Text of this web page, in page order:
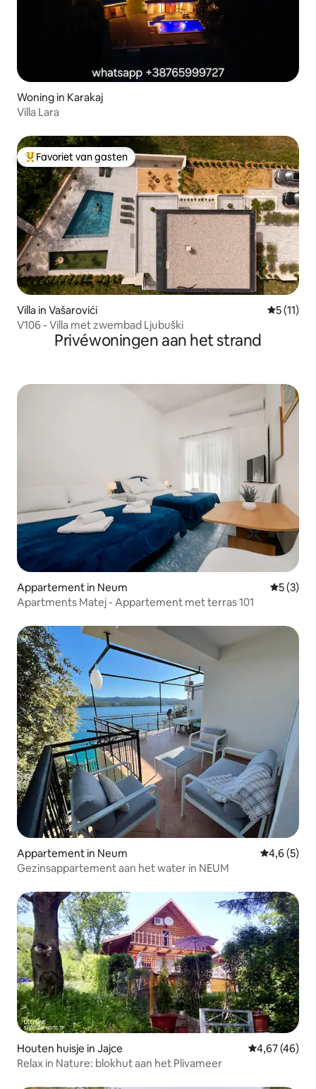
Woning in Karakaj
Villa Lara
Topfavoriet van gasten
Favoriet van gasten
Villa in Vašarovići
5 (11)
V106 - Villa met zwembad Ljubuški
Privéwoningen aan het strand
Appartement in Neum
5 (3)
Apartments Matej - Appartement met terras 101
Appartement in Neum
4,6 (5)
Gezinsappartement aan het water in NEUM
Houten huisje in Jajce Gemiddelde
4,67 (46)
Relax in Nature: blokhut aan het Plivameer